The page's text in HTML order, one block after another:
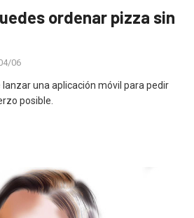
ordenar pizza sin
06
lanzar una aplicación móvil para pedir
posible.